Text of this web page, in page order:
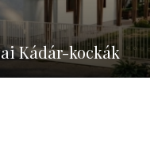
Kádár-kockák